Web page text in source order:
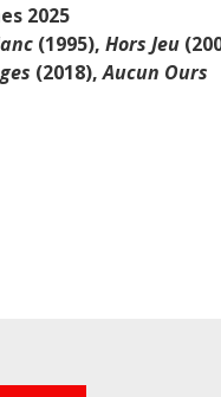
2025
(1995), Hors Jeu
(2018),Aucun Ours